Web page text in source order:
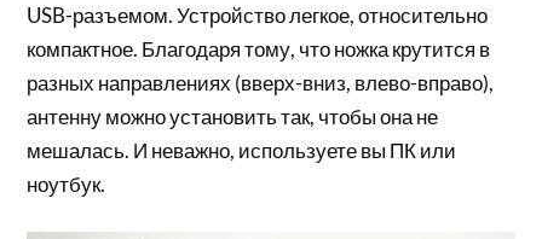
USB-разъемом. Устройство легкое, относительно
компактное. Благодаря тому, что ножка крутится в
разных направлениях (вверх-вниз, влево-вправо),
антенну можно установить так, чтобы она не
мешалась. И неважно, используете вы ПК или
ноутбук.